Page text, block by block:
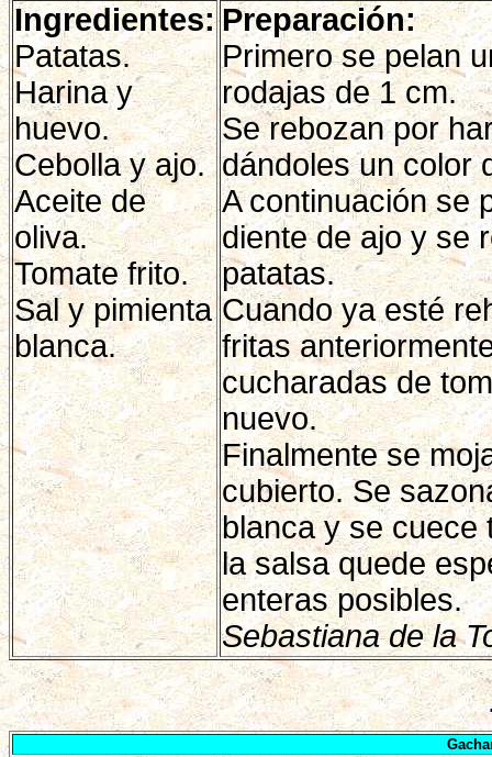
Ingredientes:
Patatas.
Harina y
huevo.
Cebolla y ajo.
Aceite de
oliva.
Tomate frito.
Sal y pimienta
blanca.
Preparación:
Primero se pelan
rodajas de 1 cm.
Se rebozan por
dándoles un color
A continuación se
diente de ajo y se
patatas.
Cuando ya esté
fritas
cucharadas de
nuevo.
Finalmente se
cubierto. Se
blanca y se cuece
la salsa quede
enteras posibles.
Sebastiana de la